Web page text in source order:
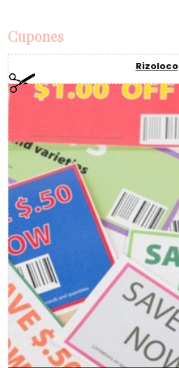
Cupones
Rizoloco